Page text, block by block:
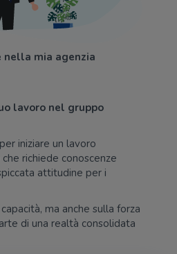
nella mia agenzia
lavoro nel gruppo
iniziare un lavoro
richiede conoscenze
attitudine per i
ma anche sulla forza
di una realtà consolidata